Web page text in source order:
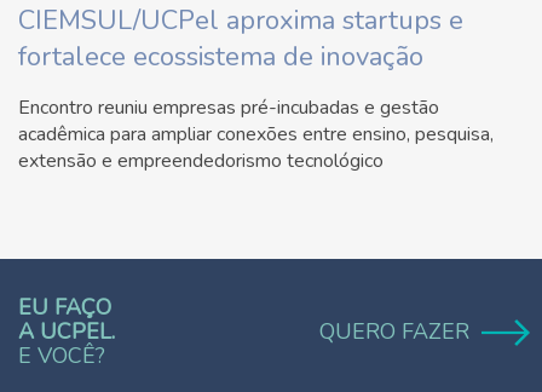
CIEMSUL/UCPel aproxima startups e
fortalece ecossistema de inovação
Encontro reuniu empresas pré-incubadas e gestão
acadêmica para ampliar conexões entre ensino, pesquisa,
extensão e empreendedorismo tecnológico
EU FAÇO
A UCPEL.
E VOCÊ?
QUERO FAZER